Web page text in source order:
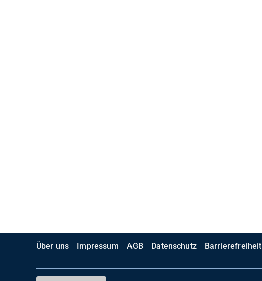
Über uns Impressum AGB Datenschutz Barrierefreiheit